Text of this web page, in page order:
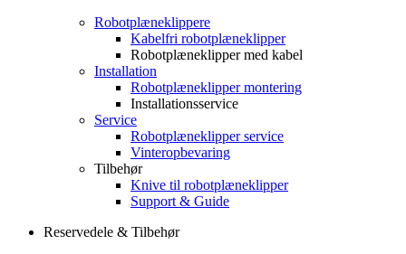
Robotplæneklippere
Kabelfri robotplæneklipper
Robotplæneklipper med kabel
Installation
Robotplæneklipper montering
Installationsservice
Service
Robotplæneklipper service
Vinteropbevaring
Tilbehør
Knive til robotplæneklipper
Support & Guide
Reservedele & Tilbehør